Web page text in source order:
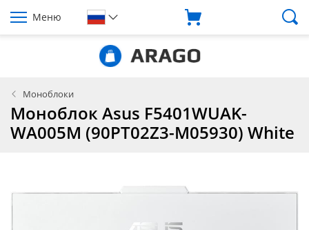
Меню
Моноблоки
Моноблок Asus F5401WUAK-
WA005M (90PT02Z3-M05930) White